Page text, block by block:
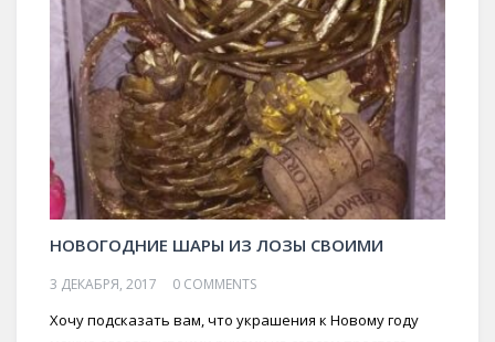
НОВОГОДНИЕ ШАРЫ ИЗ ЛОЗЫ СВОИМИ
3 ДЕКАБРЯ, 2017 0 COMMENTS
Хочу подсказать вам, что украшения к Новому году